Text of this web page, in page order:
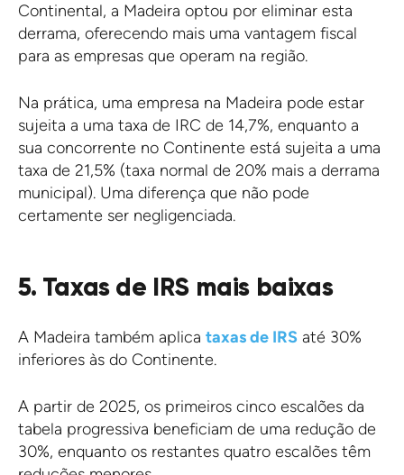
Continental, a Madeira optou por eliminar esta
derrama, oferecendo mais uma vantagem fiscal
para as empresas que operam na região.
Na prática, uma empresa na Madeira pode estar
sujeita a uma taxa de IRC de 14,7%, enquanto a
sua concorrente no Continente está sujeita a uma
taxa de 21,5% (taxa normal de 20% mais a derrama
municipal). Uma diferença que não pode
certamente ser negligenciada.
5. Taxas de IRS mais baixas
A Madeira também aplica taxas de IRS até 30%
inferiores às do Continente.
A partir de 2025, os primeiros cinco escalões da
tabela progressiva beneficiam de uma redução de
30%, enquanto os restantes quatro escalões têm